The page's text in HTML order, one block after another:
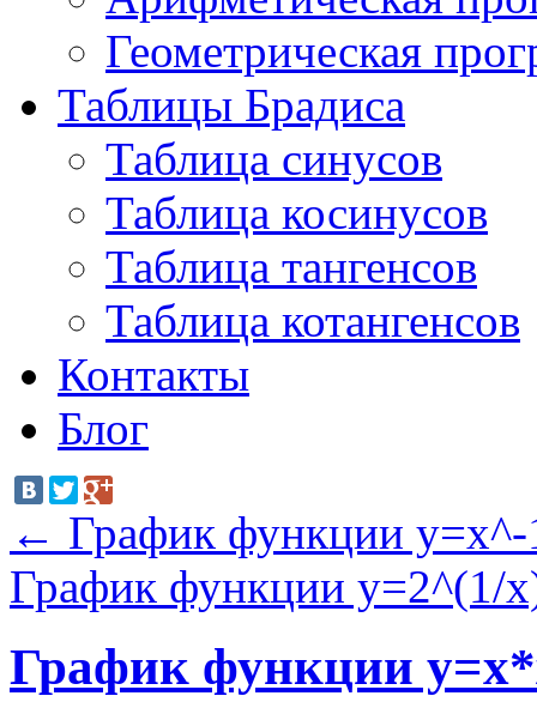
Геометрическая
Таблицы Брадиса
Таблица синусов
Таблица косинусов
Таблица тангенсов
Таблица котангенсов
Контакты
Блог
← График функции
График функции y=2^(1/
График функции